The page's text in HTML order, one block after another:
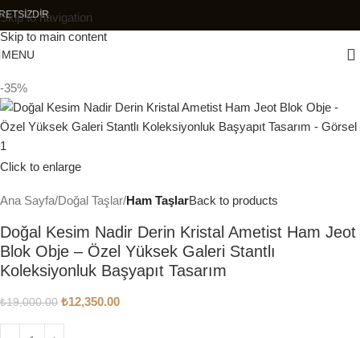
Skip to navigation
Skip to main content
KARGOLAR ÜCRETSİZDİR
MENU
-35%
Click to enlarge
Ana Sayfa Doğal Taşlar Ham TaşlarBack to products
Doğal Kesim Nadir Derin Kristal Ametist Ham Jeot
Blok Obje – Özel Yüksek Galeri Stantlı
Koleksiyonluk Başyapıt Tasarım
₺19,000.00 ₺12,350.00